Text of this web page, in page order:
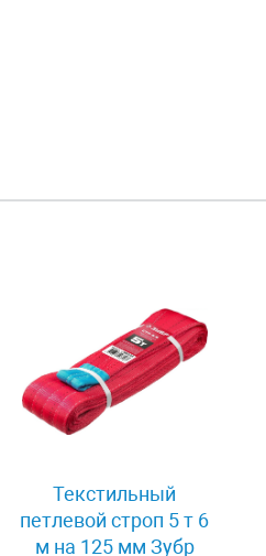
Текстильный
петлевой строп 5 т 6
м на 125 мм Зубр